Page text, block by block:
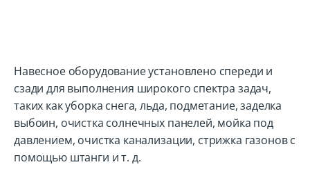
Навесное оборудование установлено спереди и
сзади для выполнения широкого спектра задач,
таких как уборка снега, льда, подметание, заделка
выбоин, очистка солнечных панелей, мойка под
давлением, очистка канализации, стрижка газонов с
помощью штанги и т. д.